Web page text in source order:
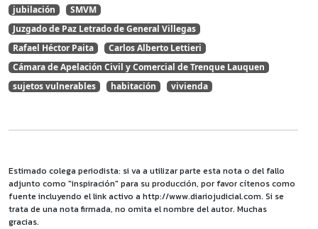
jubilación
SMVM
Juzgado de Paz Letrado de General Villegas
Rafael Héctor Paita
Carlos Alberto Lettieri
Cámara de Apelación Civil y Comercial de Trenque Lauquen
sujetos vulnerables
habitación vivienda
Estimado colega periodista: si va a utilizar parte esta nota o del fallo
adjunto como "inspiración" para su producción, por favor cítenos como
fuente incluyendo el link activo a http://www.diariojudicial.com. Si se
trata de una nota firmada, no omita el nombre del autor. Muchas
gracias.